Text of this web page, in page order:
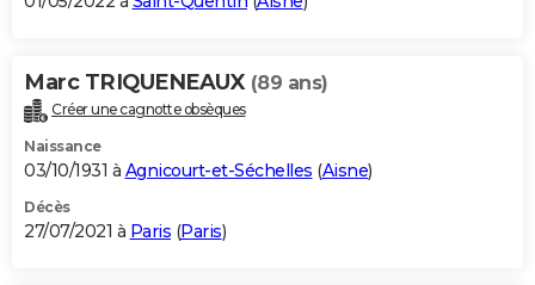
Marc TRIQUENEAUX (89 ans)
Créer une cagnotte obsèques
Naissance
03/10/1931 à Agnicourt-et-Séchelles (Aisne)
Décès
27/07/2021 à Paris (Paris)